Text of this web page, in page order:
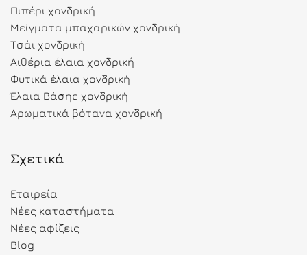
Πιπέρι χονδρική
Μείγματα μπαχαρικών χονδρική
Τσάι χονδρική
Αιθέρια έλαια χονδρική
Φυτικά έλαια χονδρική
Έλαια Βάσης χονδρική
Αρωματικά βότανα χονδρική
Σχετικά
Εταιρεία
Νέες καταστήματα
Νέες αφίξεις
Blog